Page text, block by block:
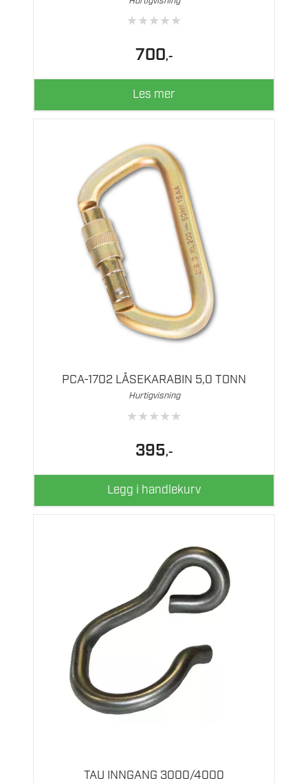
★★★★★
700,-
Les mer
PCA-1702 LÅSEKARABIN 5,0 TONN
Hurtigvisning
★★★★★
395,-
Legg i handlekurv
TAU INNGANG 3000/4000